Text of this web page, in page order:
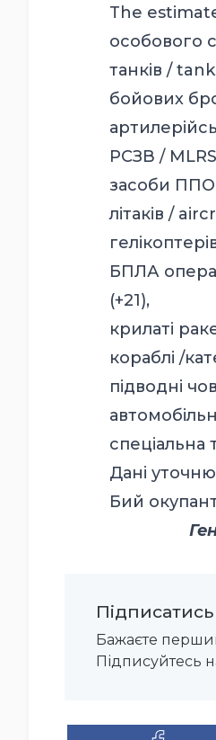
The
особового
танків /
бойових
РСЗВ /
засоби ППО
літаків /
БПЛА
(+21),
крилаті
кораблі /
підводні
спеціальна
Дані
Бий
Бажаєте
Підписуйтесь